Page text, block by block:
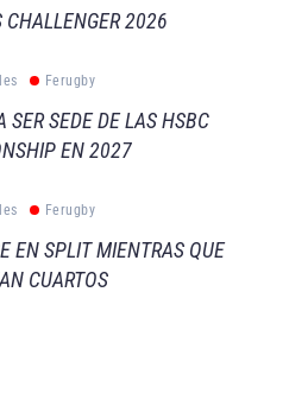
CHALLENGER 2026
Ferugby
SER SEDE DE LAS HSBC
EN 2027
Ferugby
EN SPLIT MIENTRAS QUE
CUARTOS